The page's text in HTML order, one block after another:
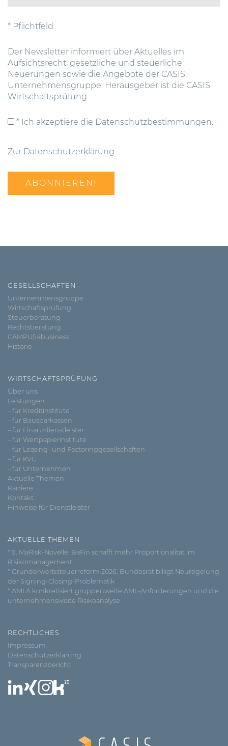
* Pflichtfeld
Der Newsletter informiert über Aktuelles im
Aufsichtsrecht, gesetzliche und steuerliche
Neuerungen sowie die Angebote der CASIS
Unternehmensgruppe. Herausgeber ist die CASIS
Wirtschaftsprüfung.
* Ich akzeptiere die Datenschutzbestimmungen.
Zur Datenschutzerklärung
GESELLSCHAFTEN
Unternehmensgruppe
Wirtschaftsprüfung
Steuerberatung
Rechtsberatung
CAMPUS4business
Historie
WIRTSCHAFTSPRÜFUNG
Über uns
Leistungen
– für Kreditinstitute
– für Bausparkassen
– für Finanzdienstleister
– für Wertpapierinstitute
– für Leasing- und Factoringgesellschaften
– für KVG
– für Unternehmen
Aktuelle Themen
Karriere
Kontakt
Hinweise für Dienstleister
AKTUELLE THEMEN
* 9. MaRisk-Novelle: BaFin schafft mehr Proportionalität im
Risikomanagement
* Grunderwerbsteuerreform 2026: Bundesrat billigt Neuregelung
der Signing-Closing-Problematik
* AMLA konkretisiert gruppenweite AML-Anforderungen und die
unternehmensweite Risikoanalyse
RECHTLICHES
Impressum
Datenschutzerklärung
Transparenzbericht